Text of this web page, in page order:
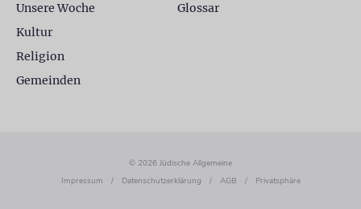
Unsere Woche
Kultur
Religion
Gemeinden
Glossar
© 2026 Jüdische Allgemeine
Impressum
/ Datenschutzerklärung / AGB / Privatsphäre